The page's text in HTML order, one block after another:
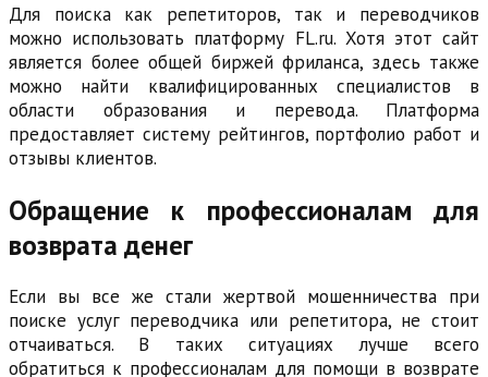
Для поиска как репетиторов, так и переводчиков
можно использовать платформу FL.ru. Хотя этот сайт
является более общей биржей фриланса, здесь также
можно найти квалифицированных специалистов в
области образования и перевода. Платформа
предоставляет систему рейтингов, портфолио работ и
отзывы клиентов.
Обращение к профессионалам для
возврата денег
Если вы все же стали жертвой мошенничества при
поиске услуг переводчика или репетитора, не стоит
отчаиваться. В таких ситуациях лучше всего
обратиться к профессионалам для помощи в возврате